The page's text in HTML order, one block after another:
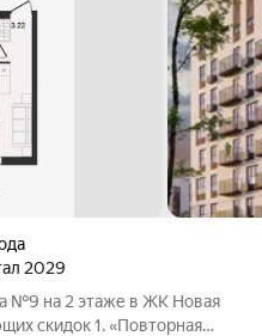
2029
№9 на 2 этаже в ЖК Новая
скидок 1. «Повторная